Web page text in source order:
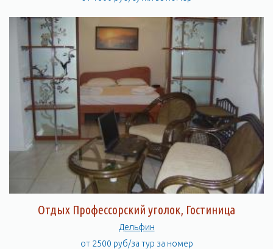
Отдых Профессорский уголок, Гостиница
Дельфин
от 2500 руб/за тур за номер